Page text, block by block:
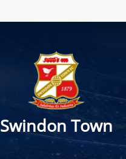
Swindon Town